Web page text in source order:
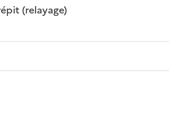
(relayage): disponible
: non disponible